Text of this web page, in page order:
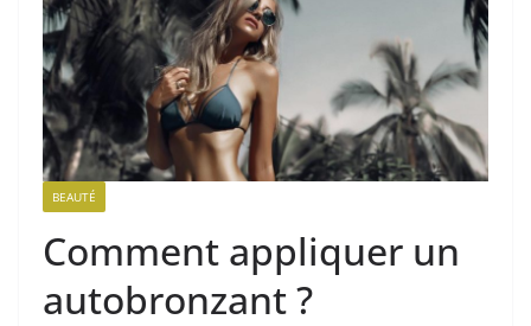
BEAUTÉ
Comment appliquer un
autobronzant ?